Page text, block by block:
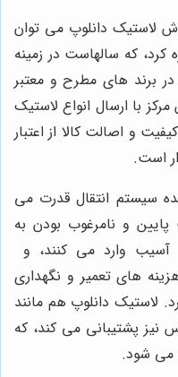
لاستیک دانلوپ می توان
کرد، که سالهاست در زمینه
برند های مطرح و معتبر
با ارسال انواع لاستیک
و اصالت کالا از اعتبار
است.
سیستم انتقال قدرت می
و نامرغوب بودن به
وارد می کنند، و
های تعمیر و نگهداری
لاستیک دانلوپ هم مانند
نیز پشتیبانی می کند، که
می شود.